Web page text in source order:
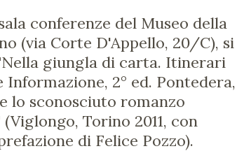
conferenze del Museo della
(via Corte D'Appello, 20/C), si
giungla di carta. Itinerari
2° ed. Pontedera,
lo sconosciuto romanzo
Torino 2011, con
di Felice Pozzo).